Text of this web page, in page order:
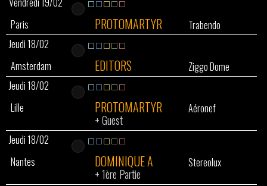
Paris
PROTOMARTYR
Trabendo
Jeudi 18/02
Amsterdam
EDITORS
Ziggo Dome
Jeudi 18/02
Lille
PROTOMARTYR
+Guest
Aéronef
Jeudi 18/02
Nantes
DOMINIQUE A
+1ère Partie
Stereolux